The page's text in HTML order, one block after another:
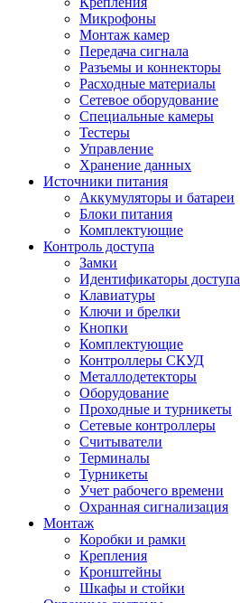
Микрофоны
Монтаж камер
Передача сигнала
Разъемы и коннекторы
Расходные материалы
Сетевое оборудование
Специальные камеры
Тестеры
Управление
Хранение данных
Источники питания
Аккумуляторы и батареи
Блоки питания
Комплектующие
Контроль доступа
Замки
Идентификаторы доступа
Клавиатуры
Ключи и брелки
Кнопки
Комплектующие
Контроллеры СКУД
Металлодетекторы
Оборудование
Проходные и турникеты
Сетевые контроллеры
Считыватели
Терминалы
Турникеты
Учет рабочего времени
Охранная сигнализация
Монтаж
Коробки и рамки
Крепления
Кронштейны
Шкафы и стойки